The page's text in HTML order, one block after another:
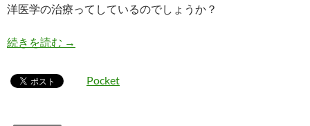
洋医学の治療ってしているのでしょうか？
続きを読む 東洋医学的な治療
→
Pocket